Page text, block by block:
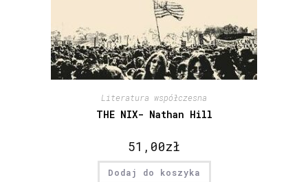
Literatura współczesna
THE NIX- Nathan Hill
51,00zł
Dodaj do koszyka